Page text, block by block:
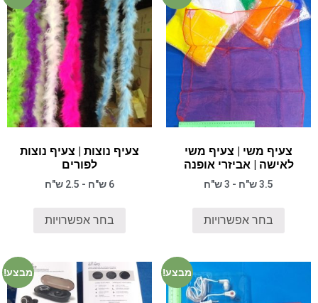
צעיף משי | צעיף משי
לאישה | אביזרי אופנה
3.5 ש"ח - 3 ש"ח
בחר אפשרויות
צעיף נוצות | צעיף נוצות
לפורים
6 ש"ח - 2.5 ש"ח
בחר אפשרויות
מבצע! מבצע!